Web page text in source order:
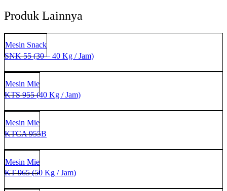
Produk Lainnya
Mesin Snack
SNK 55 (30 – 40 Kg / Jam)
SNK 55 (30 – 40 Kg / Jam)
Mesin Mie
KTS 955 (40 Kg / Jam)
KTS 955 (40 Kg / Jam)
Mesin Mie
KTCA 955B
KTCA 955B
Mesin Mie
KT 965 (50 Kg / Jam)
KT 965 (50 Kg / Jam)